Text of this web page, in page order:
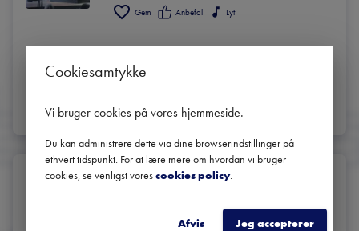
Gem Anbefal Lyt
15. okt.
17:30
Holmens Kirke
København
BILLETTER LÆS MERE
G.F. HÄNDEL: MESSIAS
ORCHESTRA OF THE AGE OF ENLIGHTENMENT
Cookiesamtykke
Vi bruger cookies på vores hjemmeside.
Du kan administrere dette via dine browserindstillinger på
ethvert tidspunkt. For at lære mere om hvordan vi bruger
cookies, se venligst vorescookies policy.
Afvis Jeg accepterer